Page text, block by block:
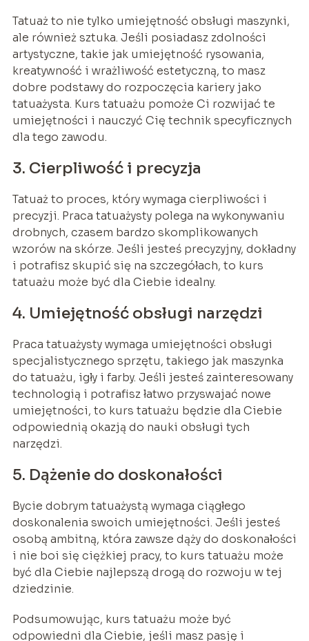
Tatuaż to nie tylko umiejętność obsługi maszynki,
ale również sztuka. Jeśli posiadasz zdolności
artystyczne, takie jak umiejętność rysowania,
kreatywność i wrażliwość estetyczną, to masz
dobre podstawy do rozpoczęcia kariery jako
tatuażysta. Kurs tatuażu pomoże Ci rozwijać te
umiejętności i nauczyć Cię technik specyficznych
dla tego zawodu.
3. Cierpliwość i precyzja
Tatuaż to proces, który wymaga cierpliwości i
precyzji. Praca tatuażysty polega na wykonywaniu
drobnych, czasem bardzo skomplikowanych
wzorów na skórze. Jeśli jesteś precyzyjny, dokładny
i potrafisz skupić się na szczegółach, to kurs
tatuażu może być dla Ciebie idealny.
4. Umiejętność obsługi narzędzi
Praca tatuażysty wymaga umiejętności obsługi
specjalistycznego sprzętu, takiego jak maszynka
do tatuażu, igły i farby. Jeśli jesteś zainteresowany
technologią i potrafisz łatwo przyswajać nowe
umiejętności, to kurs tatuażu będzie dla Ciebie
odpowiednią okazją do nauki obsługi tych
narzędzi.
5. Dążenie do doskonałości
Bycie dobrym tatuażystą wymaga ciągłego
doskonalenia swoich umiejętności. Jeśli jesteś
osobą ambitną, która zawsze dąży do doskonałości
i nie boi się ciężkiej pracy, to kurs tatuażu może
być dla Ciebie najlepszą drogą do rozwoju w tej
dziedzinie.
Podsumowując, kurs tatuażu może być
odpowiedni dla Ciebie, jeśli masz pasję i